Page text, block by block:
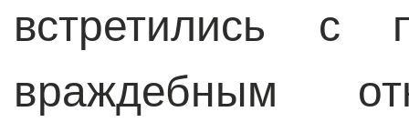
встретились с
враждебным